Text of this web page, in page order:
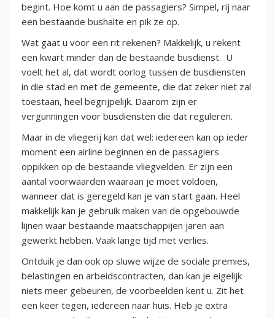
begint. Hoe komt u aan de passagiers? Simpel, rij naar
een bestaande bushalte en pik ze op.
Wat gaat u voor een rit rekenen? Makkelijk, u rekent
een kwart minder dan de bestaande busdienst. U
voelt het al, dat wordt oorlog tussen de busdiensten
in die stad en met de gemeente, die dat zeker niet zal
toestaan, heel begrijpelijk. Daarom zijn er
vergunningen voor busdiensten die dat reguleren.
Maar in de vliegerij kan dat wel: iedereen kan op ieder
moment een airline beginnen en de passagiers
oppikken op de bestaande vliegvelden. Er zijn een
aantal voorwaarden waaraan je moet voldoen,
wanneer dat is geregeld kan je van start gaan. Heel
makkelijk kan je gebruik maken van de opgebouwde
lijnen waar bestaande maatschappijen jaren aan
gewerkt hebben. Vaak lange tijd met verlies.
Ontduik je dan ook op sluwe wijze de sociale premies,
belastingen en arbeidscontracten, dan kan je eigelijk
niets meer gebeuren, de voorbeelden kent u. Zit het
een keer tegen, iedereen naar huis. Heb je extra